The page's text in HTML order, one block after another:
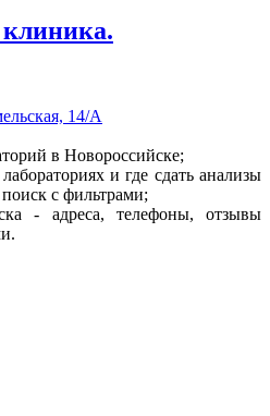
14/А
в Новороссийске;
и где сдать анализы
с фильтрами;
- адреса, телефоны, отзывы